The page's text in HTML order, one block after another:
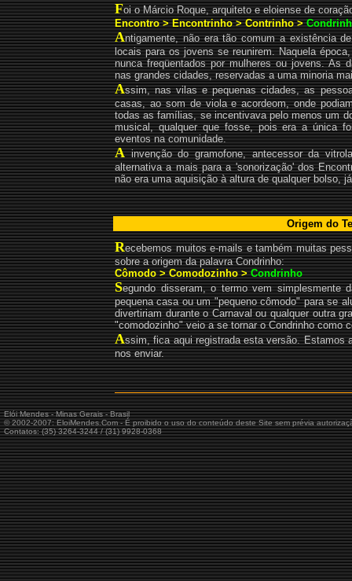
Foi o Márcio Roque, arquiteto e eloiense de
Encontro > Encontrinho > Contrinho >
Antigamente, não era tão comum a existência
locais para os jovens se reunirem. Naquela
nunca freqüentados por mulheres ou jovens. As
nas grandes cidades, reservadas a uma minoria
Assim, nas vilas e pequenas cidades, as
casas, ao som de viola e acordeom, onde
todas as famílias, se incentivava pelo menos um
musical, qualquer que fosse, pois era a única
eventos na comunidade.
Ainvenção do gramofone, antecessor da
alternativa a mais para a 'sonorização' dos
não era uma aquisição à altura de qualquer bolso,
Origem do
Recebemos muitos e-mails e também muitas
sobre a origem da palavra Condrinho:
Cômodo > Comodozinho >Condrinho
Segundo disseram, o termo vem simplesmente
pequena casa ou um "pequeno cômodo" para se
divertiriam durante o Carnaval ou qualquer outra
"comodozinho" veio a se tornar o Condrinho como
Assim, fica aqui registrada esta versão. Estamos
nos enviar.
Elói Mendes - Minas Gerais - Brasil
© 2002-2007: EloiMendes.Com - É proibido o uso do conteúdo deste Site sem prévia
Contatos: (35) 3264-3244 / (31) 9928-0368